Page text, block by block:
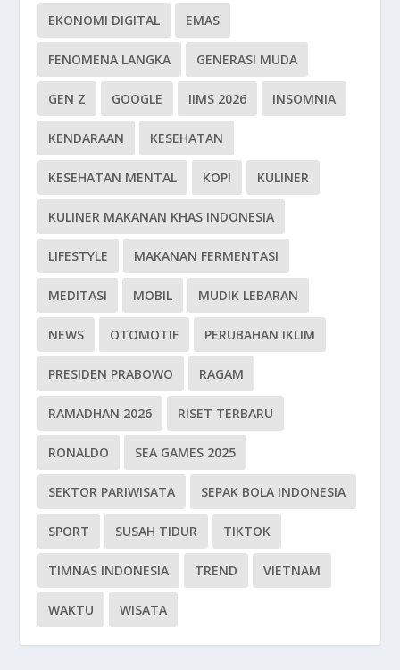
EKONOMI DIGITAL EMAS
FENOMENA LANGKA GENERASI MUDA
GEN Z GOOGLE IIMS 2026 INSOMNIA
KENDARAAN KESEHATAN
KESEHATAN MENTAL KOPI KULINER
KULINER MAKANAN KHAS INDONESIA
LIFESTYLE MAKANAN FERMENTASI
MEDITASI MOBIL MUDIK LEBARAN
NEWS OTOMOTIF PERUBAHAN IKLIM
PRESIDEN PRABOWO RAGAM
RAMADHAN 2026 RISET TERBARU
RONALDO SEA GAMES 2025
SEKTOR PARIWISATA SEPAK BOLA INDONESIA
SPORT SUSAH TIDUR TIKTOK
TIMNAS INDONESIA TREND VIETNAM
WAKTU WISATA